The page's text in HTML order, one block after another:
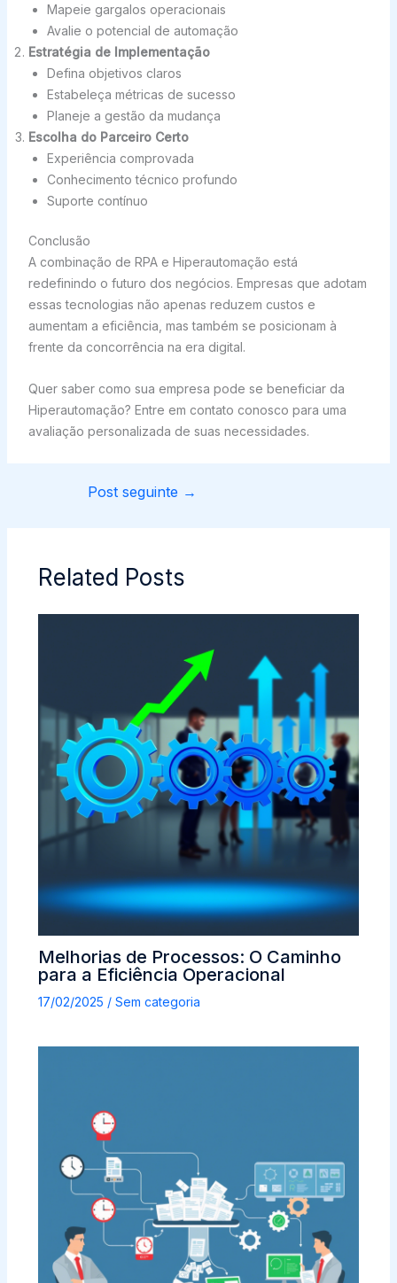
Mapeie gargalos operacionais
Avalie o potencial de automação
Estratégia de Implementação
Defina objetivos claros
Estabeleça métricas de sucesso
Planeje a gestão da mudança
Escolha do Parceiro Certo
Experiência comprovada
Conhecimento técnico profundo
Suporte contínuo
Conclusão
A combinação de RPA e Hiperautomação está
redefinindo o futuro dos negócios. Empresas que adotam
essas tecnologias não apenas reduzem custos e
aumentam a eficiência, mas também se posicionam à
frente da concorrência na era digital.
Quer saber como sua empresa pode se beneficiar da
Hiperautomação? Entre em contato conosco para uma
avaliação personalizada de suas necessidades.
Post seguinte →
Related Posts
Melhorias de Processos: O Caminho
para a Eficiência Operacional
17/02/2025 / Sem categoria